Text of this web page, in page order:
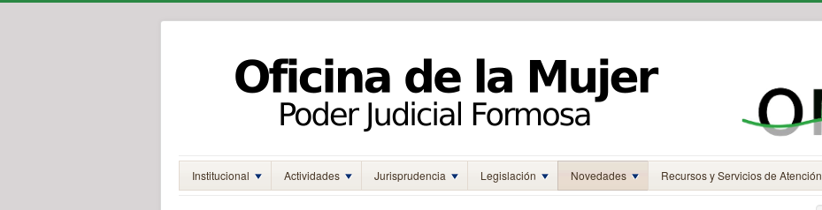
Institucional Actividades Jurisprudencia Legislación Novedades Recursos y Servicios de Atención